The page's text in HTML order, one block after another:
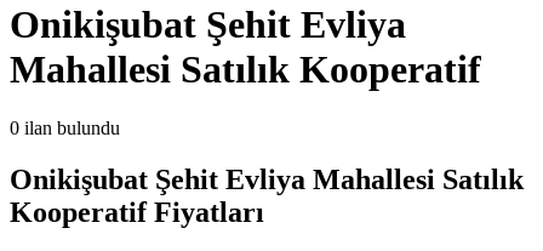
Onikişubat Şehit Evliya
Mahallesi Satılık Kooperatif
0 ilan bulundu
Onikişubat Şehit Evliya Mahallesi Satılık
Kooperatif Fiyatları